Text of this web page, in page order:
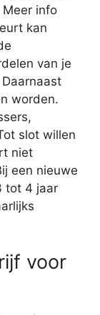
info
kan
van je
worden.
slot willen
niet
een nieuwe
tot 4 jaar
voor